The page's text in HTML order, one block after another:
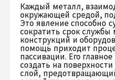
Каждый металл,
окружающей средой,
Это явление способно
сократить срок службы
конструкций и
помощь приходит
пассивации. Его
создать на
слой,